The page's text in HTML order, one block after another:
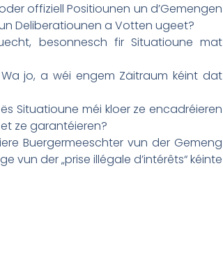
offiziell Positiounen un d’Gemengen
Deliberatiounen a Votten ugeet?
besonnesch fir Situatioune mat
jo, a wéi engem Zäitraum kéint dat
Situatioune méi kloer ze encadréieren
ze garantéieren?
Buergermeeschter vun der Gemeng
vun der „prise illégale d’intérêts“ kéinte